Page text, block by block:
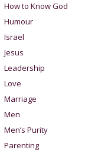
How to Know God
Humour
Israel
Jesus
Leadership
Love
Marriage
Men
Men’s Purity
Parenting